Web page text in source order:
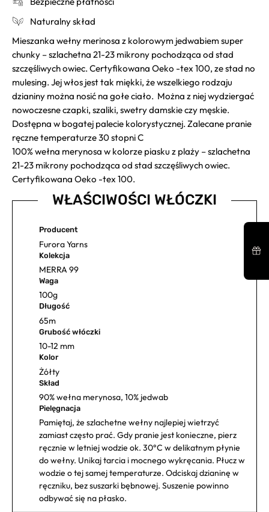
Naturalny skład
Mieszanka wełny merinosa z kolorowym jedwabiem super
chunky – szlachetna 21-23 mikrony pochodząca od stad
szczęśliwych owiec. Certyfikowana Oeko -tex 100, ze stad no
mulesing. Jej włos jest tak miękki, że wszelkiego rodzaju
dzianiny można nosić na gołe ciało. Można z niej wydziergać
nowoczesne czapki, szaliki, swetry damskie czy męskie.
Dostępna w bogatej palecie kolorystycznej. Zalecane pranie
ręczne temperaturze 30 stopni C
100% wełna merynosa w kolorze piasku z plaży – szlachetna
21-23 mikrony pochodząca od stad szczęśliwych owiec.
Certyfikowana Oeko -tex 100.
WŁAŚCIWOŚCI WŁÓCZKI
Producent
Furora Yarns
Kolekcja
MERRA 99
Waga
100g
Długość
65m
Grubość włóczki
10-12 mm
Kolor
Żółty
Skład
90% wełna merynosa, 10% jedwab
Pielęgnacja
Pamiętaj, że szlachetne wełny najlepiej wietrzyć
zamiast często prać. Gdy pranie jest konieczne, pierz
ręcznie w letniej wodzie ok. 30°C w delikatnym płynie
do wełny. Unikaj tarcia i mocnego wykręcania. Płucz w
wodzie o tej samej temperaturze. Odciskaj dzianinę w
ręczniku, bez suszarki bębnowej. Suszenie powinno
odbywać się na płasko.